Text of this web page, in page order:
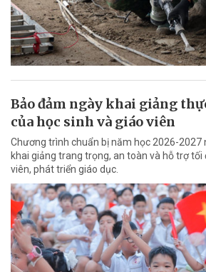
Bảo đảm ngày khai giảng
của học sinh và giáo viên
Chương trình chuẩn bị năm học 2026-2027
khai giảng trang trọng, an toàn và hỗ trợ tối
viên, phát triển giáo dục.